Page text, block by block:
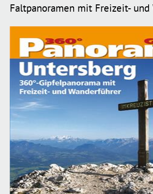
Faltpanoramen mit Freizeit- und